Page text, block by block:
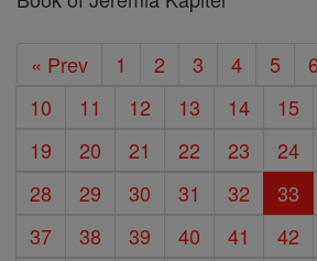
« Prev 1 2 3 4 5 6
10
11 12 13 14 15
19
20 21 22 23 24
28
29 30 31 32 33
37
38 39 40 41 42